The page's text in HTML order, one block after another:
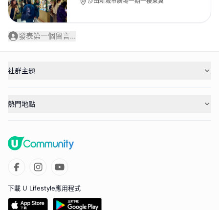
發表第一個留言...
社群主題
熱門地點
下載 U Lifestyle應用程式